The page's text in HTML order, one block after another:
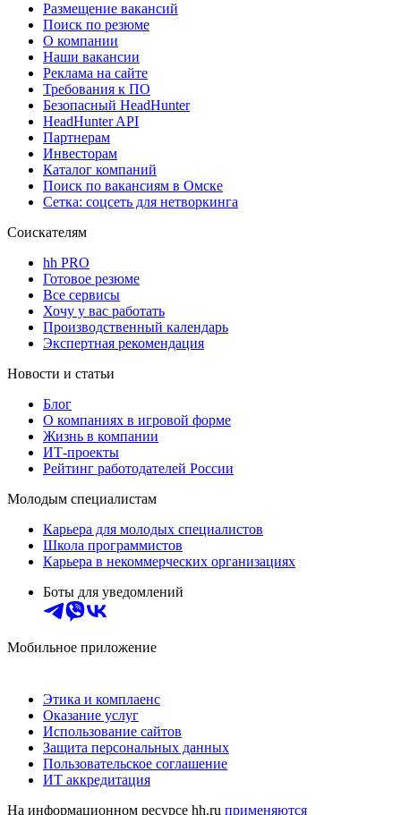
Размещение вакансий
Поиск по резюме
О компании
Наши вакансии
Реклама на сайте
Требования к ПО
Безопасный HeadHunter
HeadHunter API
Партнерам
Инвесторам
Каталог компаний
Поиск по вакансиям в Омске
Сетка: соцсеть для нетворкинга
Соискателям
hh PRO
Готовое резюме
Все сервисы
Хочу у вас работать
Производственный календарь
Экспертная рекомендация
Новости и статьи
Блог
О компаниях в игровой форме
Жизнь в компании
ИТ-проекты
Рейтинг работодателей России
Молодым специалистам
Карьера для молодых специалистов
Школа программистов
Карьера в некоммерческих организациях
Боты для уведомлений
Мобильное приложение
Этика и комплаенс
Оказание услуг
Использование сайтов
Защита персональных данных
Пользовательское соглашение
ИТ аккредитация
На информационном ресурсе hh.ru применяются